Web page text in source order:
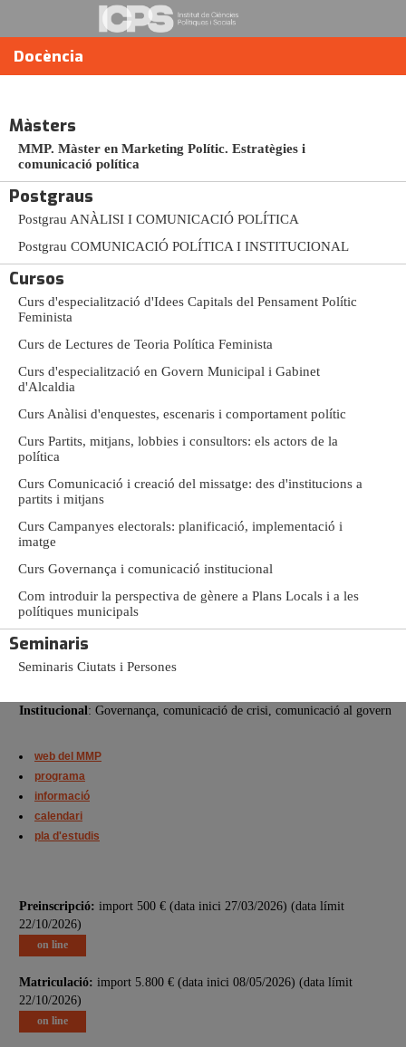
Docència
Màsters
MMP. Màster en Marketing Polític. Estratègies i
comunicació política
Postgraus
Postgrau ANÀLISI I COMUNICACIÓ POLÍTICA
Postgrau COMUNICACIÓ POLÍTICA I INSTITUCIONAL
Cursos
Curs d'especialització d'Idees Capitals del Pensament Polític
Feminista
Curs de Lectures de Teoria Política Feminista
Curs d'especialització en Govern Municipal i Gabinet
d'Alcaldia
Curs Anàlisi d'enquestes, escenaris i comportament polític
Curs Partits, mitjans, lobbies i consultors: els actors de la
política
Curs Comunicació i creació del missatge: des d'institucions a
partits i mitjans
Curs Campanyes electorals: planificació, implementació i
imatge
Curs Governança i comunicació institucional
Com introduir la perspectiva de gènere a Plans Locals i a les
polítiques municipals
Seminaris
Seminaris Ciutats i Persones
Docència
Màsters / MMP. Màster en Marketing
Polític. Estratègies i comunicació
política
Màster professional de formació permanent de la Universitat
Autònoma de Barcelona
Màster de Màrqueting Polític®: Estratègies i Comunicació
Políticaforma i desenvolupa les capacitats comunicatives i polítiques de
les i els futurs professionals de la consultoria amb un innovador
programa acadèmic, teòric i pràctic.
política a llicenciats i llicenciades en diferents graus universitaris com a
ciències polítiques, sociologia, ciències de la comunicació, ciències
socials o dret, entre altres
La missió del programa Màster és aconseguir experts, preparats per a
pràctica de la política professional.
2026-2028
Curs 2026-2028
Docència: octubre de 2026 a octubre de 2027
Pràctiques: octubre de 2027 a juliol de 2028
Treball Final de Màster: de octubre de 2027 a abril de 2028
El programa s’estructura en cinc grans blocs que engloben onze mòduls:
Anàlisi: Estratègies polítiques, Enquestes
Actors : Escenaris electorals, Actors en la política
Comunicació: Organització de la comunicació, Discurs polític, Política
Institucional: Governança, comunicació de crisi, comunicació al govern
web del MMP
programa
informació
calendari
pla d'estudis
Preinscripció: import 500 € (data inici 27/03/2026) (data límit
22/10/2026)
on line
Matriculació: import 5.800 € (data inici 08/05/2026) (data límit
22/10/2026)
on line